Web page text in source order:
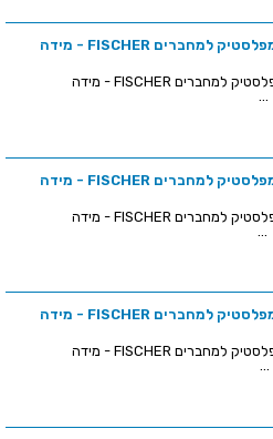
כיסוי הגנה מפלסטיק למחברים FISCHER - מידה
כיסוי הגנה מפלסטיק למחברים FISCHER - מידה
כיסוי הגנה מפלסטיק למחברים FISCHER - מידה
כיסוי הגנה מפלסטיק למחברים FISCHER - מידה
כיסוי הגנה מפלסטיק למחברים FISCHER - מידה
כיסוי הגנה מפלסטיק למחברים FISCHER - מידה